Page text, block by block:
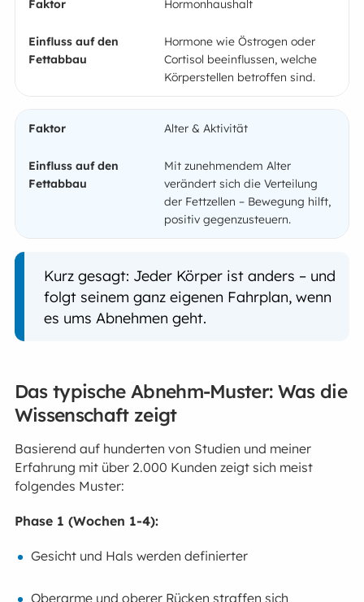
Hormonhaushalt
Hormone wie Östrogen oder
Cortisol beeinflussen, welche
Körperstellen betroffen sind.
Alter & Aktivität
Mit zunehmendem Alter
verändert sich die Verteilung
der Fettzellen – Bewegung hilft,
positiv gegenzusteuern.
Kurz gesagt: Jeder Körper ist anders – und
folgt seinem ganz eigenen Fahrplan, wenn
es ums Abnehmen geht.
Das typische Abnehm-Muster: Was die
Wissenschaft zeigt
Basierend auf hunderten von Studien und meiner
Erfahrung mit über 2.000 Kunden zeigt sich meist
folgendes Muster:
Phase 1 (Wochen 1-4):
Gesicht und Hals werden definierter
Oberarme und oberer Rücken straffen sich